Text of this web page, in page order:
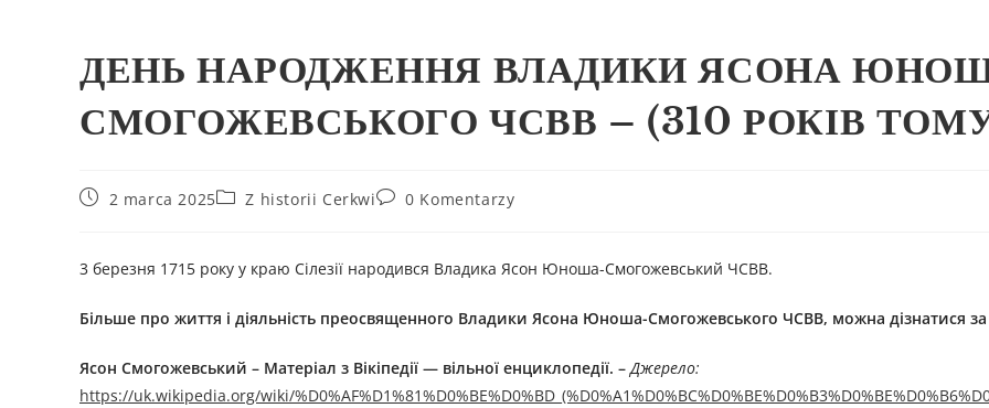
ДЕНЬ НАРОДЖЕННЯ ВЛАДИКИ ЯСОНА
СМОГОЖЕВСЬКОГО ЧСВВ – (310 РОКІВ
2 marca 2025 Z historii Cerkwi 0 Komentarzy
3 березня 1715 року у краю Сілезії народився Владика Ясон Юноша-Смогожевський ЧСВВ.
Більше про життя і діяльність преосвященного Владики Ясона Юноша-Смогожевського ЧСВВ, можна дізнатися
Ясон Смогожевський – Матеріал з Вікіпедії — вільної енциклопедії. –Джерелo:
https://uk.wikipedia.org/wiki/